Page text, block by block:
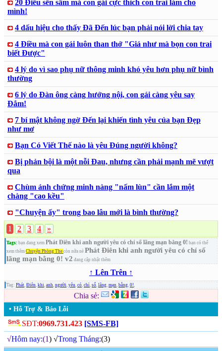
20 Điều sến sẩm mà con gái cực thích con trai làm cho
mình!
4 dấu hiệu cho thấy Đã Đến lúc bạn phải nói lời chia tay
4 Điều mà con gái luôn than thở "Giá như mà bọn con trai
biết Được"
4 lý do vì sao phụ nữ thông minh khó yêu hơn phụ nữ bình
thường
6 lý do Đàn ông càng hướng nội, con gái càng yêu say
Đắm!
7 bí mật không ngờ Đến lại khiến tình yêu của bạn Đẹp
như mơ
Bạn Có Viết Thế nào là yêu Đúng người không?
Bị phản bội là một nỗi Đau, nhưng cần phải mạnh mẽ vượt
qua
Chùm ảnh chứng minh nàng "nấm lùn" cần lắm một
chàng "cao kều"
"Chuyện ấy" trong bao lâu mới là bình thường?
1
2 3 4 »
Tags: bạn đang xem Phát Điên khi anh người yêu có chỉ số lãng mạn bằng 0! bạn có thể
xem thêm Chuyện Phòng The còn nữa nè Phát Điên khi anh người yêu có chỉ số
lãng mạn bằng 0! v2 đang cập nhật thêm
↑ Lên Trên ↑
Tag: Phát, Điên, khi, anh, người, yêu, có, chỉ, số, lãng, mạn, bằng, 0!,
Chia sẻ:
• Hỗ Trợ & Báo Lỗi
SĐT:0969.731.423 [SMS-FB]
√Hôm nay:(1) √Trong Tháng:(3)